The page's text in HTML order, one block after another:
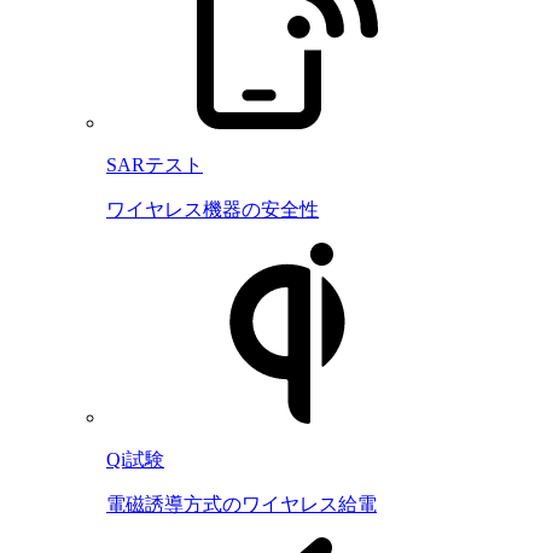
SARテスト
ワイヤレス機器の安全性
Qi試験
電磁誘導方式のワイヤレス給電